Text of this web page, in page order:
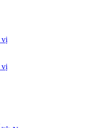
vị
vị